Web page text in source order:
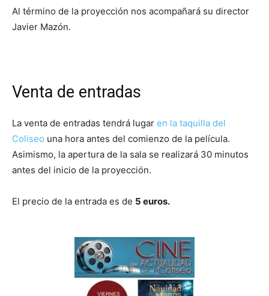
Al término de la proyección nos acompañará su director
Javier Mazón.
Venta de entradas
La venta de entradas tendrá lugar en la taquilla del
Coliseo una hora antes del comienzo de la película.
Asimismo, la apertura de la sala se realizará 30 minutos
antes del inicio de la proyección.
El precio de la entrada es de 5 euros.